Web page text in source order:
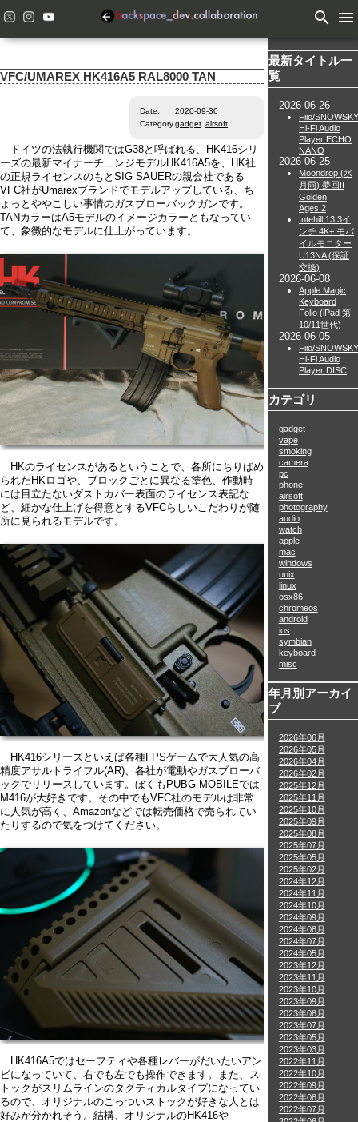
search menu
VFC/UMAREX HK416A5 RAL8000 TAN
Date.
2020-09-30
Category.gadget airsoft
ドイツの法執行機関ではG38と呼ばれる、HK416シリ
ーズの最新マイナーチェンジモデルHK416A5を、HK社
の正規ライセンスのもとSIG SAUERの親会社である
VFC社がUmarexブランドでモデルアップしている、ち
ょっとややこしい事情のガスブローバックガンです。
TANカラーはA5モデルのイメージカラーともなってい
て、象徴的なモデルに仕上がっています。
HKのライセンスがあるということで、各所にちりばめ
られたHKロゴや、ブロックごとに異なる塗色、作動時
には目立たないダストカバー表面のライセンス表記な
ど、細かな仕上げを得意とするVFCらしいこだわりが随
所に見られるモデルです。
HK416シリーズといえば各種FPSゲームで大人気の高
精度アサルトライフル(AR)、各社が電動やガスブローバ
ックでリリースしています。ぼくもPUBG MOBILEでは
M416が大好きです。その中でもVFC社のモデルは非常
に人気が高く、Amazonなどでは転売価格で売られてい
たりするので気をつけてください。
HK416A5ではセーフティや各種レバーがだいたいアン
ビになっていて、右でも左でも操作できます。また、ス
トックがスリムラインのタクティカルタイプになってい
るので、オリジナルのごっついストックが好きな人とは
好みが分かれそう。結構、オリジナルのHK416や
最新タイトル一
覧
2026-06-26
Fiio/SNOWSKY
Hi-Fi Audio
Player ECHO
NANO
2026-06-25
Moondrop (水
月雨) 夢回II
Golden
Ages:2
Intehill 13.3イ
ンチ 4K+ モバ
イルモニター
U13NA (保証
交換)
2026-06-08
Apple Magic
Keyboard
Folio (iPad 第
10/11世代)
2026-06-05
Fiio/SNOWSKY
Hi-Fi Audio
Player DISC
カテゴリ
gadget
vape
smoking
camera
pc
phone
airsoft
photography
audio
watch
apple
mac
windows
unix
linux
osx86
chromeos
android
ios
symbian
keyboard
misc
年月別アーカイ
ブ
2026年06月
2026年05月
2026年04月
2026年02月
2025年12月
2025年11月
2025年10月
2025年09月
2025年08月
2025年07月
2025年05月
2025年02月
2024年12月
2024年11月
2024年10月
2024年09月
2024年08月
2024年07月
2024年05月
2023年12月
2023年11月
2023年10月
2023年09月
2023年08月
2023年07月
2023年05月
2023年03月
2022年11月
2022年10月
2022年09月
2022年08月
2022年07月